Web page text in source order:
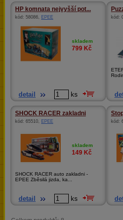
HP komnata nejvyšší pot...
kód: 58086, EPEE
skladem
799 Kč
detail ks
kód:
SHOCK RACER zakladni
kód: 65510, EPEE
skladem
149 Kč
SHOCK RACER auto zakladni -
EPEE Zběsilá jizda, ka...
detail ks
kód: